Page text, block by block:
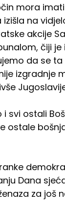
mora
izišla na
akcije
čiji
da se
izgradnje
i svi ostali
ostale
Dana
za još